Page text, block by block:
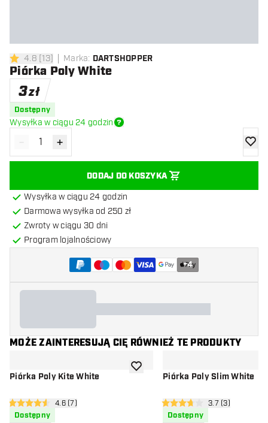
4.8 gwiazdki oceny
4.8 [13] Marka: DARTSHOPPER
Piórka Poly White
3zł
Dostępny
Wysyłka w ciągu 24 godzin
Zmniejsz ilość
- Zwiększ ilość
+
DODAJ DO KOSZYKA
Wysyłka w ciągu 24 godzin
Darmowa wysyłka od 250 zł
Zwroty w ciągu 30 dni
Program lojalnościowy
+4
MOŻE ZAINTERESUJĄ CIĘ RÓWNIEŻ TE PRODUKTY
Piórka Poly Kite White
otwórz panel recenzji
4.6 gwiazdki oceny
4.6 (7)
Dostępny
dodaj do listy życzeń
Piórka Poly Slim White
otwórz panel
3.7 gwiazdki oceny
3.7 (3)
Dostępny